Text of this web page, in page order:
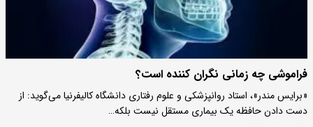
فراموشی چه زمانی نگران کننده است؟
«برایس مندر»، استاد روانپزشکی و علوم رفتاری دانشگاه کالیفرنیا می‌گوید: از
دست دادن حافظه یک بیماری مستقل نیست بلکه…